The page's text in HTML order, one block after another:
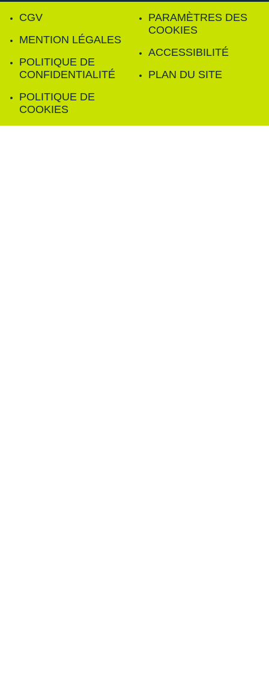
CGV
MENTION LÉGALES
POLITIQUE DE
CONFIDENTIALITÉ
POLITIQUE DE
COOKIES
PARAMÈTRES DES
COOKIES
ACCESSIBILITÉ
PLAN DU SITE